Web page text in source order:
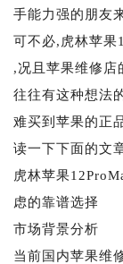
手能力强的朋友
可不必,虎林苹果
,况且苹果维修店
往往有这种想法
难买到苹果的正
读一下下面的文
虎林苹果
虑的靠谱选择
市场背景分析
当前国内苹果维